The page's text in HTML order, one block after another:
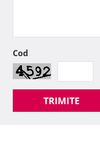
Cod
TRIMITE